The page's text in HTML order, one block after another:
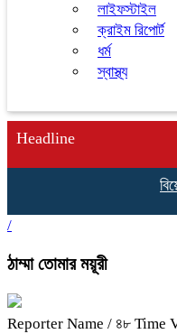
লাইফস্টাইল
ক্রাইম রিপোর্ট
ধর্ম
স্বাস্থ্য
Headline
/
ঠাম্মা তোমার ময়ূরী
Reporter Name / ৪৮ Time